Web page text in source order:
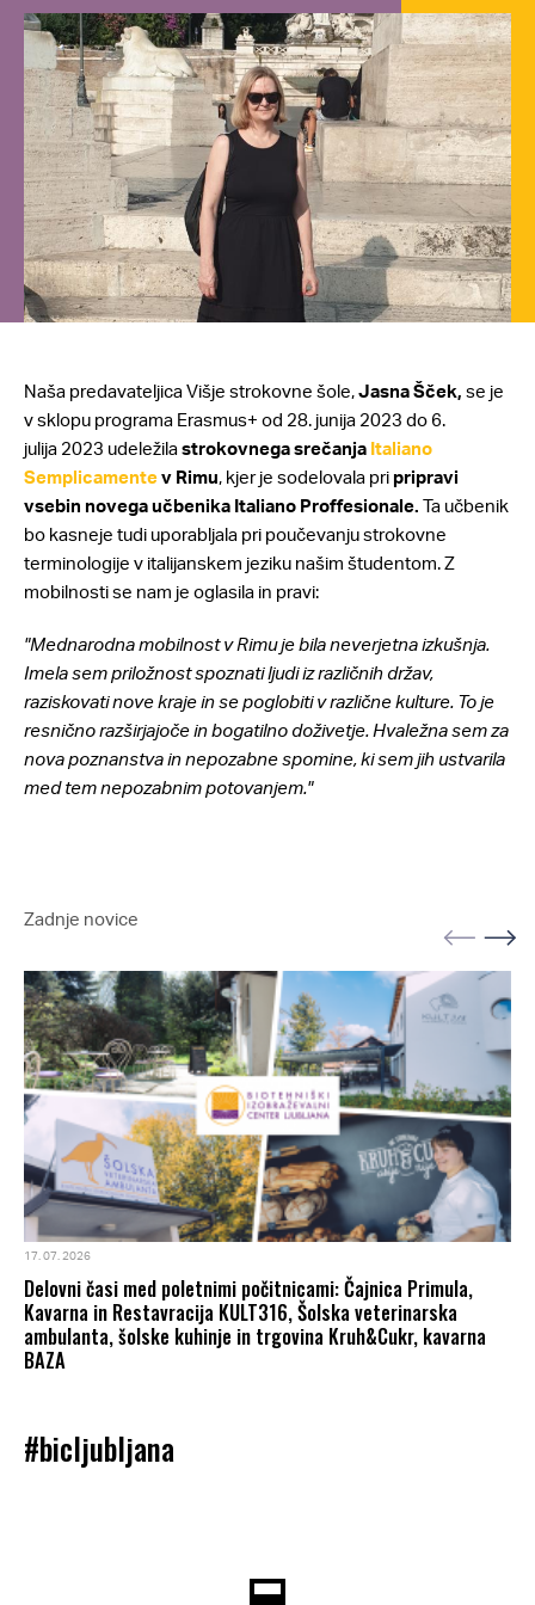
Naša predavateljica Višje strokovne šole,Jasna Šček, se je
v sklopu programa Erasmus+ od 28. junija 2023 do 6.
julija 2023 udeležilastrokovnega srečanja Italiano
Semplicamentev Rimu, kjer je sodelovala pri pripravi
vsebin novega učbenika Italiano Proffesionale. Ta učbenik
bo kasneje tudi uporabljala pri poučevanju strokovne
terminologije v italijanskem jeziku našim študentom. Z
mobilnosti se nam je oglasila in pravi:
"Mednarodna mobilnost v Rimu je bila neverjetna izkušnja.
Imela sem priložnost spoznati ljudi iz različnih držav,
raziskovati nove kraje in se poglobiti v različne kulture. To je
resnično razširjajoče in bogatilno doživetje. Hvaležna sem za
nova poznanstva in nepozabne spomine, ki sem jih ustvarila
med tem nepozabnim potovanjem."
Zadnje novice
17. 07. 2026
Delovni časi med poletnimi počitnicami: Čajnica Primula,
Kavarna in Restavracija KULT316, Šolska veterinarska
ambulanta, šolske kuhinje in trgovina Kruh&Cukr, kavarna
BAZA
#bicljubljana